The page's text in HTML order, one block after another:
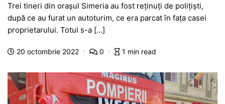
c
e
b
o
o
k
at
s
A
p
p
s
s
e
g
er
itt
er
e
a
m
s
a
e
ta
a
z
ă
Trei tineri din orașul Simeria au fost reținuți de polițiști,
după ce au furat un autoturim, ce era parcat în fața casei
proprietarului. Totul s-a […]
20 octombrie 2022 0 1 min read